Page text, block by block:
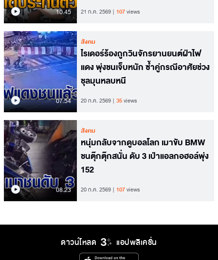
10.45 21 ก.ค. 2569 107views
07.54
สังคม
ไรเดอร์ร้องถูกวินจักรยานยนต์ฝ่าไฟ
แดง พุ่งชนเจ็บหนัก ซ้ำคู่กรณีอาศัยช่วง
ชุลมุนหลบหนี
20 ก.ค. 2569 35views
08.23
สังคม
หนุ่มกลับจากดูบอลโลก เมาขับ BMW
ชนตุ๊กตุ๊กสนั่น ดับ 3 เป่าแอลกอฮอล์พุ่ง
152
20 ก.ค. 2569 107views
ดาวน์โหลด แอปพลิเคชั่น